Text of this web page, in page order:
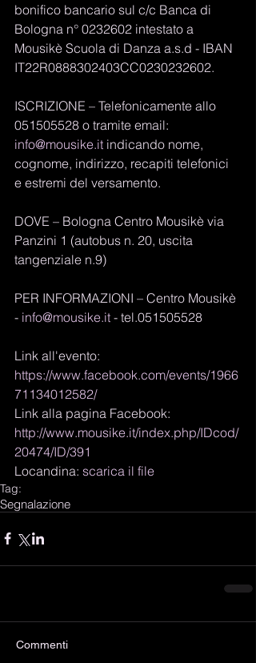
bonifico bancario sul c/c Banca di
Bologna n° 0232602 intestato a
Mousikè Scuola di Danza a.s.d - IBAN
IT22R0888302403CC0230232602.
ISCRIZIONE – Telefonicamente allo
051505528 o tramite email:
info@mousike.it indicando nome,
cognome, indirizzo, recapiti telefonici
e estremi del versamento.
DOVE – Bologna Centro Mousikè via
Panzini 1 (autobus n. 20, uscita
tangenziale n.9)
PER INFORMAZIONI – Centro Mousikè
- info@mousike.it - tel.051505528
Link all'evento:
https://www.facebook.com/events/1966
71134012582/
Link alla pagina Facebook:
http://www.mousike.it/index.php/IDcod/
20474/ID/391
Locandina: scarica il file
Tag:
Segnalazione
Commenti